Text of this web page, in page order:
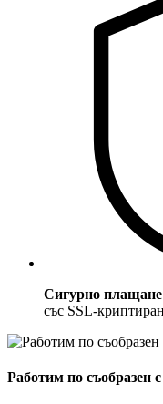
Сигурно плащане
със SSL-
Работим по съобразен